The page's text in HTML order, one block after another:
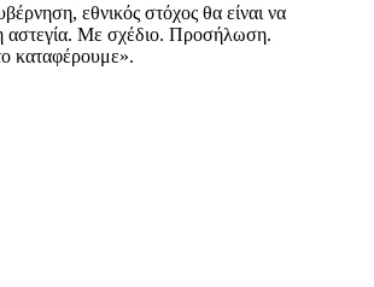
εθνικός στόχος θα είναι να
αστεγία. Με σχέδιο. Προσήλωση.
καταφέρουμε».